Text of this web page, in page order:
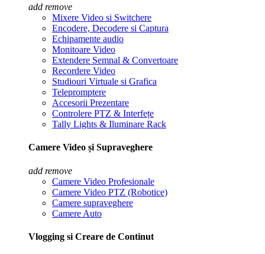
add remove
Mixere Video si Switchere
Encodere, Decodere si Captura
Echipamente audio
Monitoare Video
Extendere Semnal & Convertoare
Recordere Video
Studiouri Virtuale si Grafica
Telepromptere
Accesorii Prezentare
Controlere PTZ & Interfețe
Tally Lights & Iluminare Rack
Camere Video și Supraveghere
add remove
Camere Video Profesionale
Camere Video PTZ (Robotice)
Camere supraveghere
Camere Auto
Vlogging si Creare de Continut